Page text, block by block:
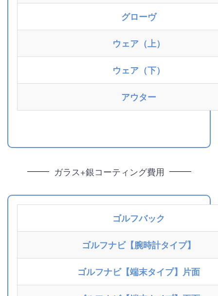
グローヴ
ウェア（上）
ウェア（下）
アウター
ガラス+銀コーティング費用
ゴルフバック
ゴルフナビ【腕時計タイプ】
ゴルフナビ【端末タイプ】片面